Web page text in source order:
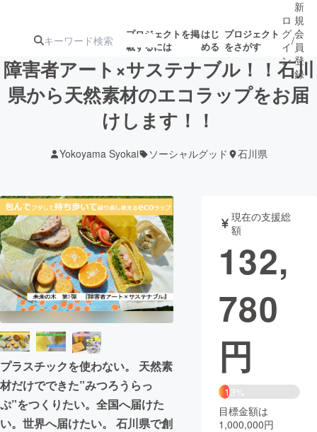
プロジェクトを掲
載するには
はじ
める
プロジェクト
をさがす
注目の新着プロ
ジェクト
募集終了が近いプ
テクノロジー・ガジェット
映像・映画 書籍・雑誌
ビジネス・起業 チャレンジ
まちづくり・地域活性化
CAMPFIRE for Social Good
CAMPFIRE Creation
CAMPFIREふるさと納税
コミュニティ
ロ
グ
イ
ン
/
新
規
会
員
登
録
障害者アート×サステナブル！！石川
県から天然素材のエコラップをお届
けします！！
Yokoyama Syokai ソーシャルグッド 石川県
プラスチックを使わない。 天然素
材だけでできた”みつろうらっ
ぷ”をつくりたい。全国へ届けた
い。世界へ届けたい。 石川県で創
現在の支援総
額
132,
780
円
13%
目標金額は
1,000,000円